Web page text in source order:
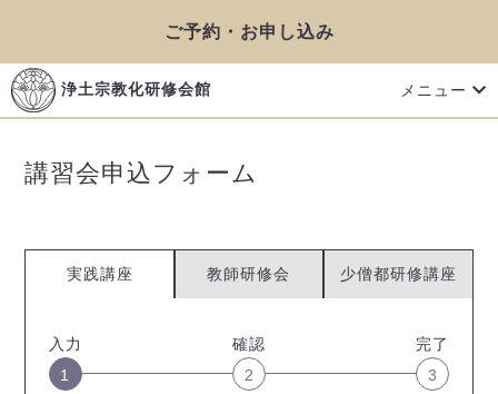
浄土宗教化研修会館 メニュー
ご予約・お申し込み
講習会申込フォーム
実践講座 教師研修会 少僧都研修講座
入力
1
確認
2
完了
3